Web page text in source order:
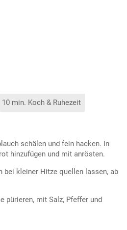
10 min. Koch & Ruhezeit
schälen und fein hacken. In
hinzufügen und mit anrösten.
bei kleiner Hitze quellen lassen, ab
pürieren, mit Salz, Pfeffer und